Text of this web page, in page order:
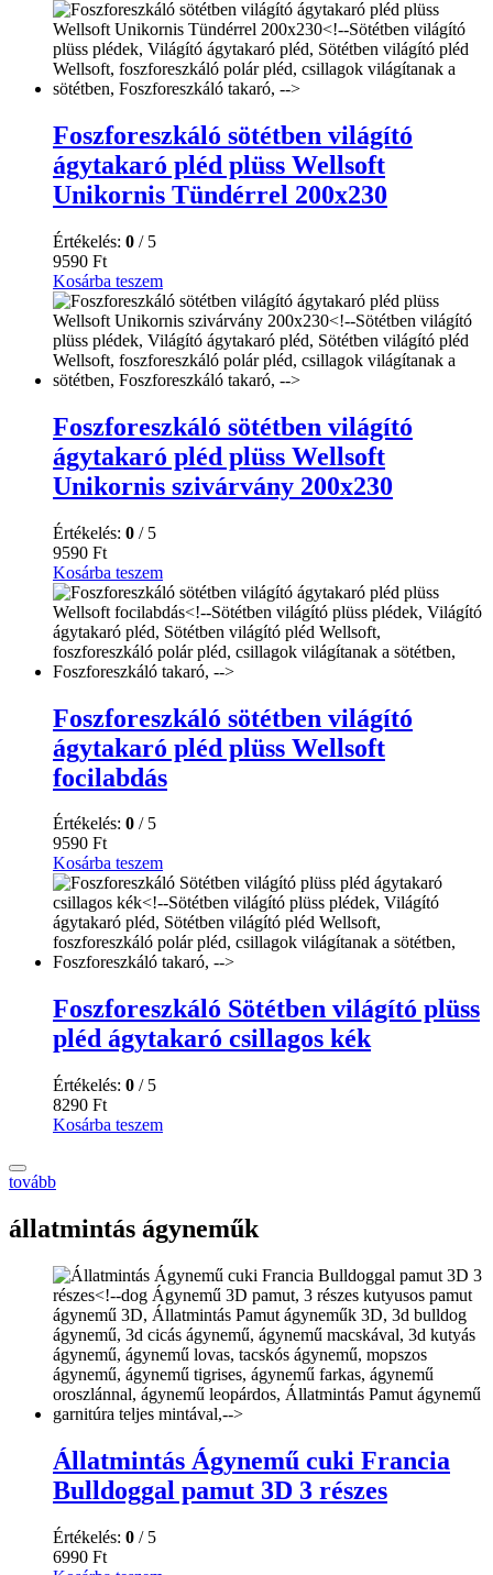
Foszforeszkáló sötétben világító
ágytakaró pléd plüss Wellsoft
Unikornis Tündérrel 200x230
Értékelés: 0 / 5
9590 Ft
Kosárba teszem
Foszforeszkáló sötétben világító
ágytakaró pléd plüss Wellsoft
Unikornis szivárvány 200x230
Értékelés: 0 / 5
9590 Ft
Kosárba teszem
Foszforeszkáló sötétben világító
ágytakaró pléd plüss Wellsoft
focilabdás
Értékelés: 0 / 5
9590 Ft
Kosárba teszem
Foszforeszkáló Sötétben világító plüss
pléd ágytakaró csillagos kék
Értékelés: 0 / 5
8290 Ft
Kosárba teszem
tovább
állatmintás ágyneműk
Állatmintás Ágynemű cuki Francia
Bulldoggal pamut 3D 3 részes
Értékelés: 0 / 5
6990 Ft